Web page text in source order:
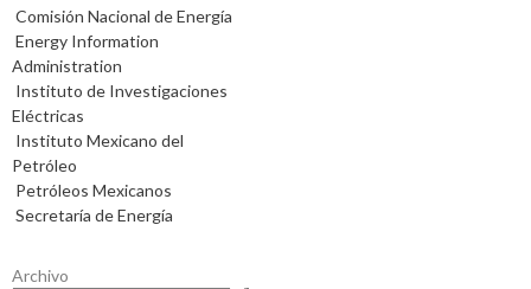
Comisión Nacional de Energía
Energy Information
Administration
Instituto de Investigaciones
Eléctricas
Instituto Mexicano del
Petróleo
Petróleos Mexicanos
Secretaría de Energía
Archivo